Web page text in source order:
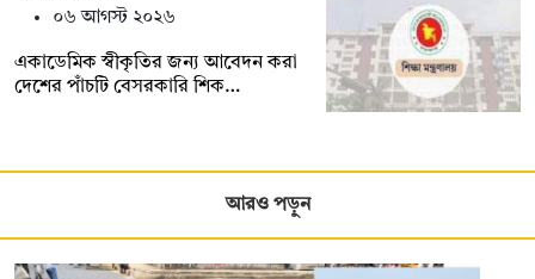
০৬ আগস্ট ২০২৬
একাডেমিক স্বীকৃতির জন্য আবেদন করা
দেশের পাঁচটি বেসরকারি শিক…
আরও পড়ুন